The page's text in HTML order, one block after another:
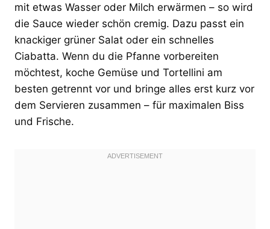
mit etwas Wasser oder Milch erwärmen – so wird
die Sauce wieder schön cremig. Dazu passt ein
knackiger grüner Salat oder ein schnelles
Ciabatta. Wenn du die Pfanne vorbereiten
möchtest, koche Gemüse und Tortellini am
besten getrennt vor und bringe alles erst kurz vor
dem Servieren zusammen – für maximalen Biss
und Frische.